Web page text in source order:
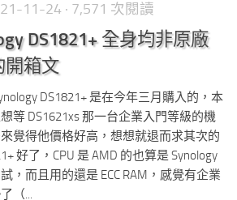
11-24 · 7,571 次閱讀
DS1821+ 全身均非原廠
開箱文
DS1821+ 是在今年三月購入的，本
等 DS1621xs 那一台企業入門等級的機
覺得他價格好高，想想就退而求其次的
好了，CPU 是 AMD 的也算是 Synology
，而且用的還是 ECC RAM，感覺有企業
（...